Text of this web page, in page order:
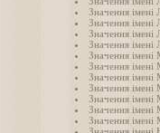
Значення імені
Значення імені
Значення імені
Значення імені
Значення імені
Значення імені
Значення імені
Значення імені
Значення імені
Значення імені
Значення імені